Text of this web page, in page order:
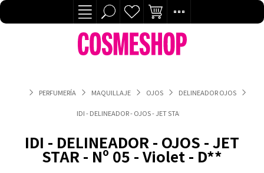
PERFUMERÍA MAQUILLAJE OJOS DELINEADOR OJOS
IDI - DELINEADOR - OJOS - JET STAR - Nº 05 - VIOLET - D**
IDI - DELINEADOR - OJOS - JET
STAR - Nº 05 - Violet - D**